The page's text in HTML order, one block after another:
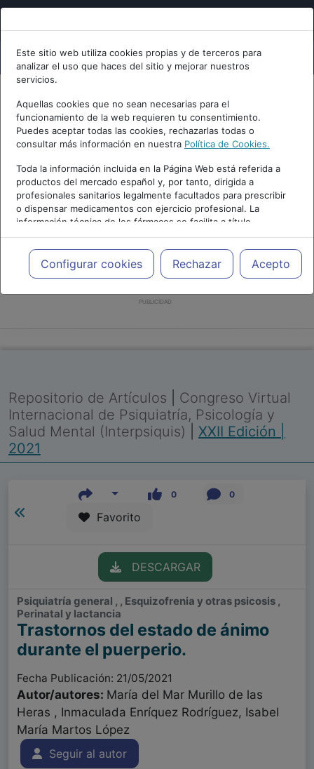
Este sitio web utiliza cookies propias y de terceros para
analizar el uso que haces del sitio y mejorar nuestros
servicios.
Aquellas cookies que no sean necesarias para el
funcionamiento de la web requieren tu consentimiento.
Puedes aceptar todas las cookies, rechazarlas todas o
consultar más información en nuestra Política de Cookies.
Toda la información incluida en la Página Web está referida a
productos del mercado español y, por tanto, dirigida a
profesionales sanitarios legalmente facultados para prescribir
o dispensar medicamentos con ejercicio profesional. La
información técnica de los fármacos se facilita a título
meramente informativo, siendo responsabilidad de los
profesionales facultados prescribir medicamentos y decidir, en
cada caso concreto, el tratamiento más adecuado a las
necesidades del paciente.
Configurar cookies Rechazar Acepto
PUBLICIDAD
Repositorio de Artículos
Congreso Virtual
Internacional de Psiquiatría, Psicología y
Salud Mental (Interpsiquis)
XXII Edición |
2021
0 0
Favorito
DESCARGAR
Psiquiatría general , , Esquizofrenia y otras psicosis ,
Perinatal y lactancia
Trastornos del estado de ánimo
durante el puerperio.
Fecha Publicación: 21/05/2021
Autor/autores: María del Mar Murillo de las
Heras , Inmaculada Enríquez Rodríguez, Isabel
María Martos López
Seguir al autor